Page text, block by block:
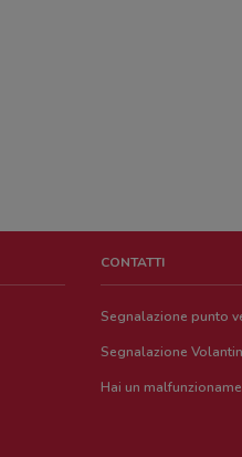
CONTATTI
Segnalazione punto
Segnalazione
Hai un